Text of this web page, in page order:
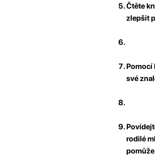
Čtěte
zlepšit
Pomocí
své
rodilé